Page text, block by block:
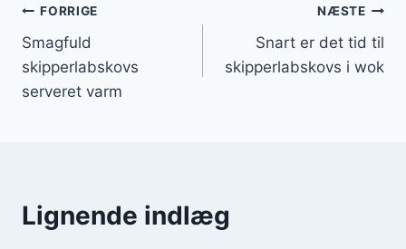
Indlægsnavigation
FORRIGE
Smagfuld
skipperlabskovs
serveret varm
NÆSTE
Snart er det tid til
skipperlabskovs i wok
Lignende indlæg